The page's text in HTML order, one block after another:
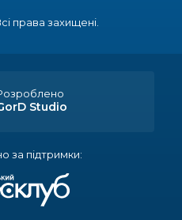
фіналі Кубка України з
волейбол…
права захищені.
Studio
за підтримки: